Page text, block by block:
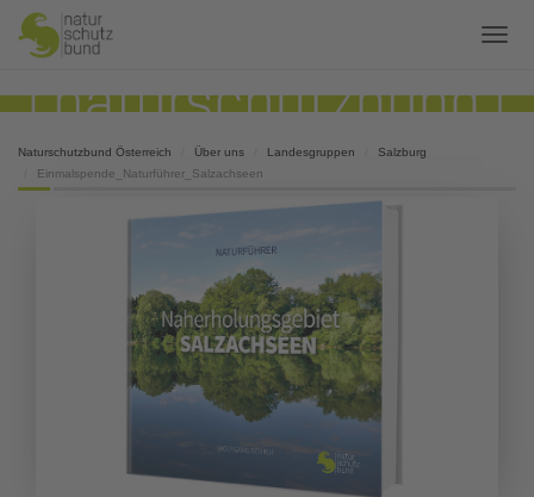
Naturschutzbund Österreich Über uns Landesgruppen
Salzburg
Einmalspende_Naturführer_Salzachseen